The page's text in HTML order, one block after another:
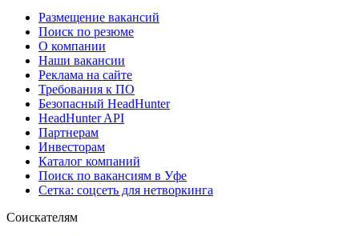
Размещение вакансий
Поиск по резюме
О компании
Наши вакансии
Реклама на сайте
Требования к ПО
Безопасный HeadHunter
HeadHunter API
Партнерам
Инвесторам
Каталог компаний
Поиск по вакансиям в Уфе
Сетка: соцсеть для нетворкинга
Соискателям